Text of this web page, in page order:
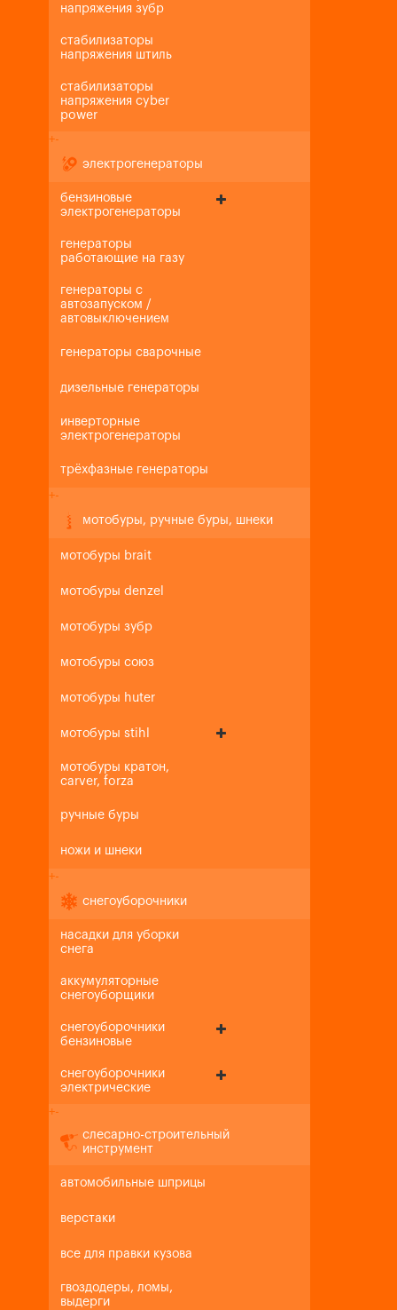
напряжения зубр
стабилизаторы
напряжения штиль
стабилизаторы
напряжения cyber
power
+-
электрогенераторы
бензиновые
электрогенераторы
генераторы
работающие на газу
генераторы с
автозапуском /
автовыключением
генераторы сварочные
дизельные генераторы
инверторные
электрогенераторы
трёхфазные генераторы
+-
мотобуры, ручные буры, шнеки
мотобуры brait
мотобуры denzel
мотобуры зубр
мотобуры союз
мотобуры huter
мотобуры stihl
мотобуры кратон,
carver, forza
ручные буры
ножи и шнеки
+-
снегоуборочники
насадки для уборки
снега
аккумуляторные
снегоуборщики
снегоуборочники
бензиновые
снегоуборочники
электрические
+-
слесарно-строительный
инструмент
автомобильные шприцы
верстаки
все для правки кузова
гвоздодеры, ломы,
выдерги